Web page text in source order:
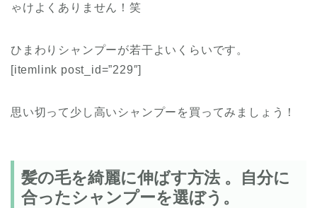
ゃけよくありません！笑
ひまわりシャンプーが若干よいくらいです。
[itemlink post_id=”229″]
思い切って少し高いシャンプーを買ってみましょう！
髪の毛を綺麗に伸ばす方法 。自分に
合ったシャンプーを選ぼう。